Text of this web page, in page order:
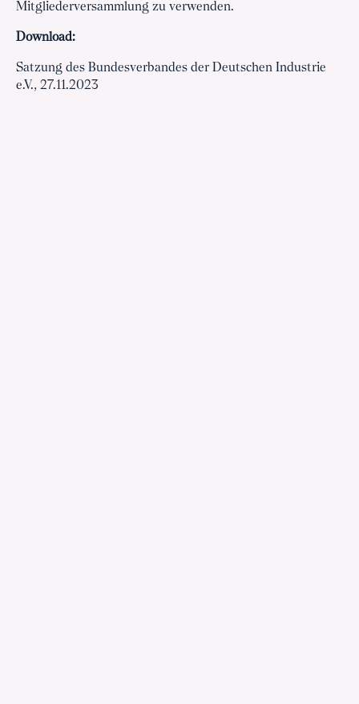
Mitgliederversammlung zu verwenden.
Download:
Satzung des Bundesverbandes der Deutschen Industrie
e.V., 27.11.2023